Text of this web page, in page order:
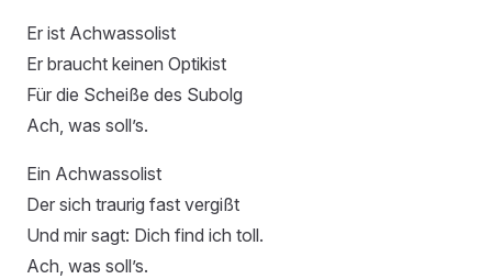
Er ist Achwassolist
Er braucht keinen Optikist
Für die Scheiße des Subolg
Ach, was soll’s.
Ein Achwassolist
Der sich traurig fast vergißt
Und mir sagt: Dich find ich toll.
Ach, was soll’s.